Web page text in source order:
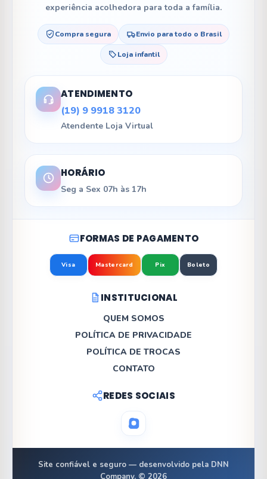
experiência acolhedora para toda a família.
Compra segura Envio para todo o Brasil
Loja infantil
ATENDIMENTO
(19) 9 9918 3120
Atendente Loja Virtual
HORÁRIO
Seg a Sex 07h às 17h
FORMAS DE PAGAMENTO
Visa Mastercard Pix Boleto
INSTITUCIONAL
QUEM SOMOS
POLÍTICA DE PRIVACIDADE
POLÍTICA DE TROCAS
CONTATO
REDES SOCIAIS
Site confiável e seguro — desenvolvido pela DNN
Company. © 2026